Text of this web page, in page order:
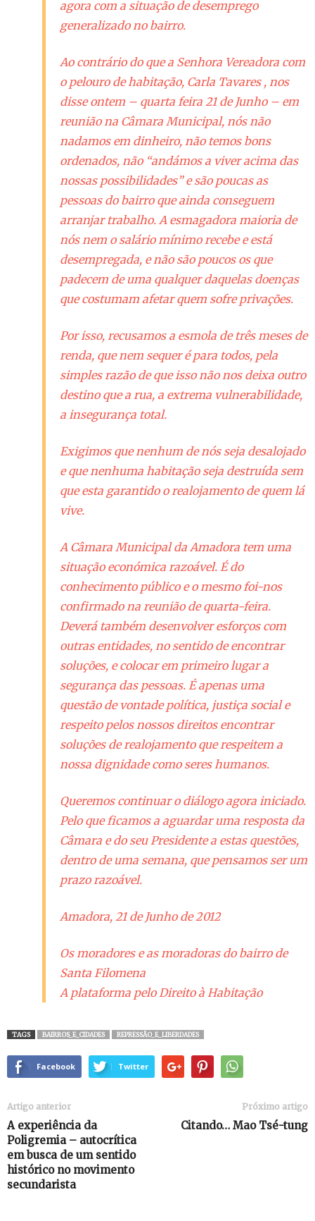
agora com a situação de desemprego
generalizado no bairro.
Ao contrário do que a Senhora Vereadora com
o pelouro de habitação, Carla Tavares , nos
disse ontem – quarta feira 21 de Junho – em
reunião na Câmara Municipal, nós não
nadamos em dinheiro, não temos bons
ordenados, não “andámos a viver acima das
nossas possibilidades” e são poucas as
pessoas do bairro que ainda conseguem
arranjar trabalho. A esmagadora maioria de
nós nem o salário mínimo recebe e está
desempregada, e não são poucos os que
padecem de uma qualquer daquelas doenças
que costumam afetar quem sofre privações.
Por isso, recusamos a esmola de três meses de
renda, que nem sequer é para todos, pela
simples razão de que isso não nos deixa outro
destino que a rua, a extrema vulnerabilidade,
a insegurança total.
Exigimos que nenhum de nós seja desalojado
e que nenhuma habitação seja destruída sem
que esta garantido o realojamento de quem lá
vive.
A Câmara Municipal da Amadora tem uma
situação económica razoável. É do
conhecimento público e o mesmo foi-nos
confirmado na reunião de quarta-feira.
Deverá também desenvolver esforços com
outras entidades, no sentido de encontrar
soluções, e colocar em primeiro lugar a
segurança das pessoas. É apenas uma
questão de vontade política, justiça social e
respeito pelos nossos direitos encontrar
soluções de realojamento que respeitem a
nossa dignidade como seres humanos.
Queremos continuar o diálogo agora iniciado.
Pelo que ficamos a aguardar uma resposta da
Câmara e do seu Presidente a estas questões,
dentro de uma semana, que pensamos ser um
prazo razoável.
Amadora, 21 de Junho de 2012
Os moradores e as moradoras do bairro de
Santa Filomena
A plataforma pelo Direito à Habitação
TAGS BAIRROS_E_CIDADES REPRESSÃO_E_LIBERDADES
Facebook Twitter
Artigo anterior
A experiência da
Poligremia – autocrítica
em busca de um sentido
histórico no movimento
secundarista
Próximo artigo
Citando… Mao Tsé-tung